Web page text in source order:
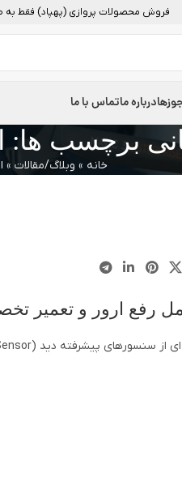
فروش محصولات پروازی (پهپاد) فقط به
درباره ماتماس با ما
برچسب ها:
خانه » وبلاگ/مقالات »